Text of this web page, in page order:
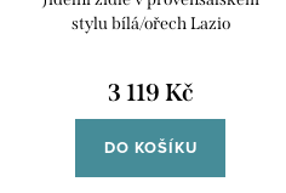
stylu bílá/ořech Lazio
3 119 Kč
DO KOŠÍKU